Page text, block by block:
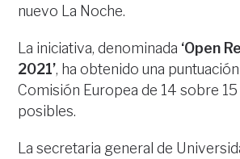
nuevo La Noche.
La iniciativa, denominada ‘Open
2021’, ha obtenido una
Comisión Europea de 14 sobre
posibles.
La secretaria general de